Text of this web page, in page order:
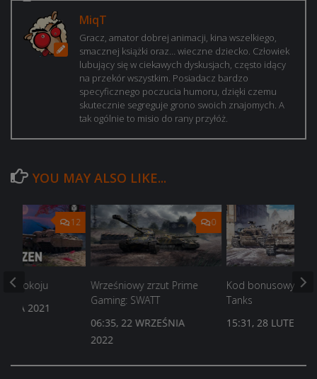
MiqT
Gracz, amator dobrej animacji, kina wszelkiego,
smacznej książki oraz… wieczne dziecko. Człowiek
lubujący się w ciekawych dyskusjach, często idący
na przekór wszystkim. Posiadacz bardzo
specyficznego poczucia humoru, dzięki czemu
skutecznie segreguje grono swoich znajomych. A
tak ogólnie to misio do rany przyłóż.
YOU MAY ALSO LIKE...
0
Wrześniowy zrzut Prime
Gaming: SWATT
06:35, 22 WRZEŚNIA
2022
Kod bonusowy:
Tanks
15:31, 28 LUTEGO
12
spokoju
2021